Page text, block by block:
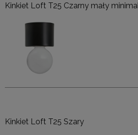
Kinkiet Loft T25 Czarny mały
Kinkiet Loft T25 Szary